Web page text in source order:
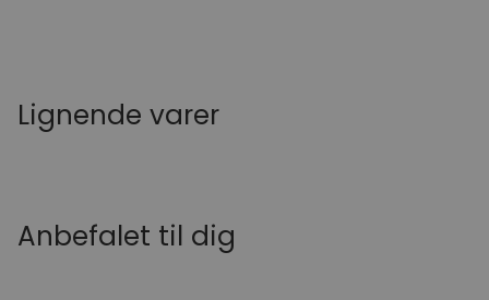
Lignende varer
Anbefalet til dig